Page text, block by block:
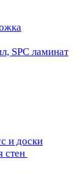
SPC ламинат
и доски
стен